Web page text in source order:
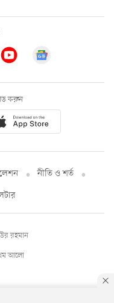
করুন
নীতি ও শর্ত
আলো
রহমান